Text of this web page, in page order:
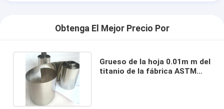
Obtenga El Mejor Precio Por
Grueso de la hoja 0.01m m del
titanio de la fábrica ASTM